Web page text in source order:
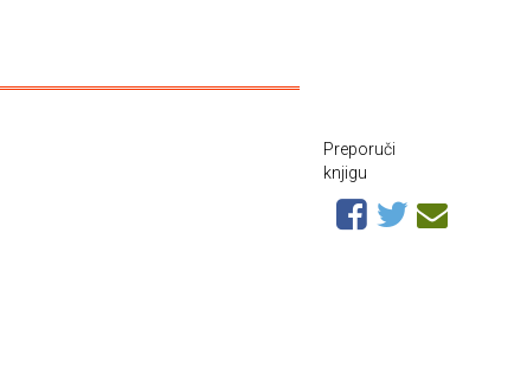
Preporuči
knjigu